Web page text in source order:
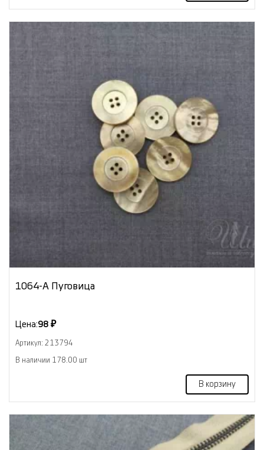
1064-А Пуговица
Цена:98 ₽
Артикул: 213794
В наличии 178.00 шт
В корзину